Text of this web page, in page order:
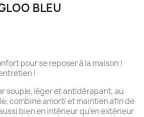
BLEU
pour se reposer à la maison !
!
souple, léger et antidérapant,au
combine amorti et maintien afin de
bien en intérieur qu’en extérieur